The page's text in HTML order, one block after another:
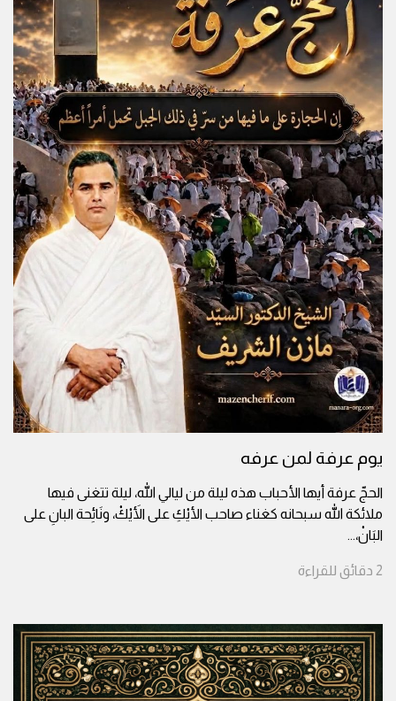
يوم عرفة لمن عرفه
الحجّ عرفة أيها الأحباب هذه ليلة من ليالي الله، ليلة تتغنى فيها
ملائكة الله سبحانه كغناء صاحب الأيْكِ على الأَيْكْ، ونَائِحة البانِ على
البَانْ،...
2 دقائق للقراءة